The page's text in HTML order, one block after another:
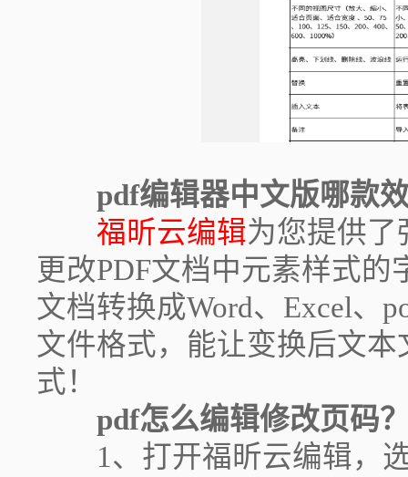
pdf编辑器中文版哪款
福昕云编辑为您提供了
更改PDF文档中元素样式
文档转换成Word、Excel、
文件格式，能让变换后文
式！
pdf怎么编辑修改页码
1、打开福昕云编辑，选